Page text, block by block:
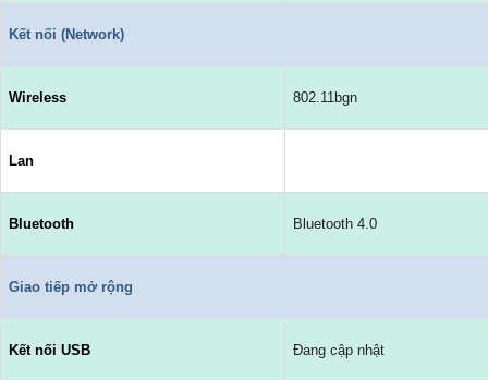
Kết nối (Network)
Wireless 802.11bgn
Lan
Bluetooth Bluetooth 4.0
Giao tiếp mở rộng
Kết nối USB Đang cập nhật